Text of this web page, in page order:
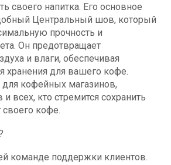
своего напитка. Его основное
Центральный шов, который
прочность и
Он предотвращает
и влаги, обеспечивая
хранения для вашего кофе.
кофейных магазинов,
всех, кто стремится сохранить
кофе.
команде поддержки клиентов.